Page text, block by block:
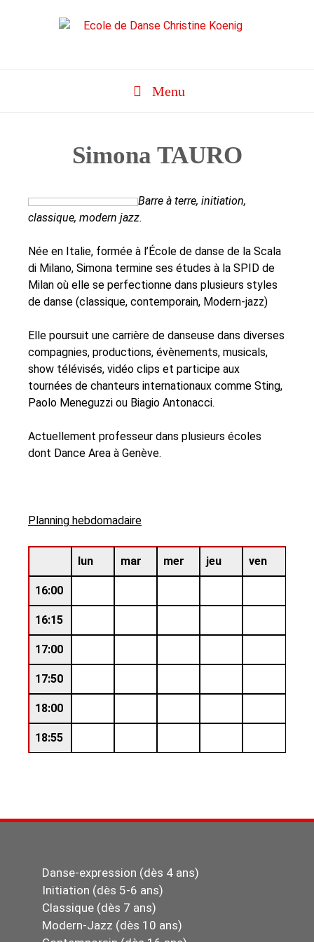
Menu
Simona TAURO
Barre à terre, initiation,
classique, modern jazz.
Née en Italie, formée à l’École de danse de la Scala
di Milano, Simona termine ses études à la SPID de
Milan où elle se perfectionne dans plusieurs styles
de danse (classique, contemporain, Modern-jazz)
Elle poursuit une carrière de danseuse dans diverses
compagnies, productions, évènements, musicals,
show télévisés, vidéo clips et participe aux
tournées de chanteurs internationaux comme Sting,
Paolo Meneguzzi ou Biagio Antonacci.
Actuellement professeur dans plusieurs écoles
dont Dance Area à Genève.
Planning hebdomadaire
lun mar mer jeu ven
16:00
16:15
17:00
17:50
18:00
18:55
Danse-expression (dès 4 ans)
Initiation (dès 5-6 ans)
Classique (dès 7 ans)
Modern-Jazz (dès 10 ans)